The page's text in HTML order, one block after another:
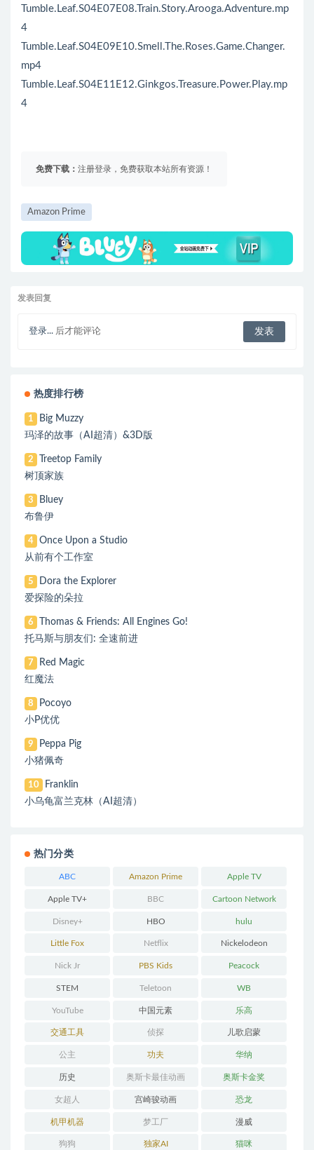
Tumble.Leaf.S04E07E08.Train.Story.Arooga.Adventure.mp
4
Tumble.Leaf.S04E09E10.Smell.The.Roses.Game.Changer.
mp4
Tumble.Leaf.S04E11E12.Ginkgos.Treasure.Power.Play.mp
4
免费下载： 注册登录，免费获取本站所有资源！
Amazon Prime
发表回复
登录... 后才能评论
热度排行榜
1
Big Muzzy
玛泽的故事（AI超清）&3D版
2
Treetop Family
树顶家族
3
Bluey
布鲁伊
4
Once Upon a Studio
从前有个工作室
5
Dora the Explorer
爱探险的朵拉
6
Thomas & Friends: All Engines Go!
托马斯与朋友们: 全速前进
7
Red Magic
红魔法
8
Pocoyo
小P优优
9
Peppa Pig
小猪佩奇
10
Franklin
小乌龟富兰克林（AI超清）
热门分类
ABC Amazon Prime Apple TV
Apple TV+ BBC Cartoon Network
Disney+ HBO hulu
Little Fox Netflix Nickelodeon
Nick Jr PBS Kids Peacock
STEM Teletoon WB
YouTube 中国元素 乐高
交通工具 侦探 儿歌启蒙
公主 功夫 华纳
历史 奥斯卡最佳动画 奥斯卡金奖
女超人 宫崎骏动画 恐龙
机甲机器 梦工厂 漫威
狗狗 独家AI 猫咪